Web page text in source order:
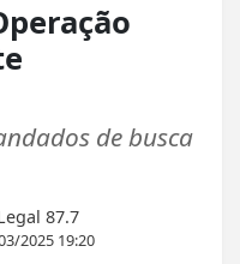
de busca
87.7
2025 19:20